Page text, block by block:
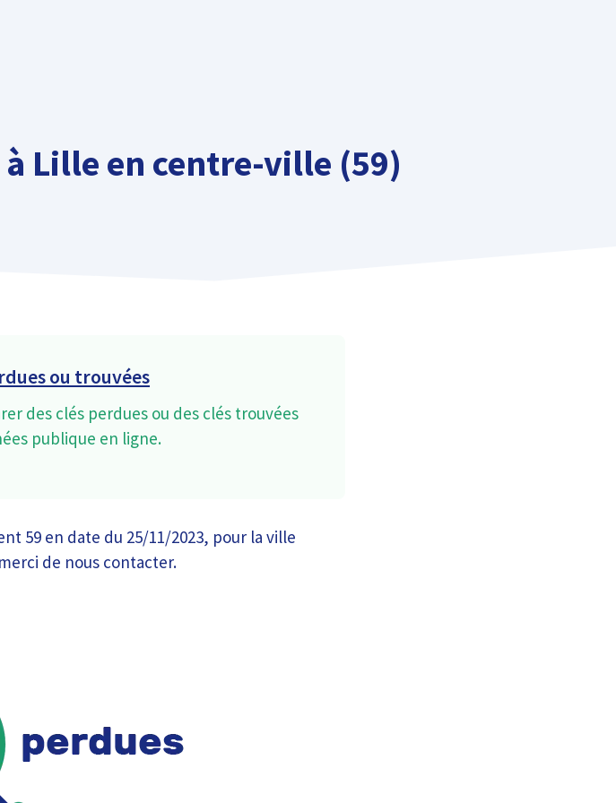
Lille en centre-ville (59)
ou trouvées
des clés perdues ou des clés trouvées
publique en ligne.
59 en date du 25/11/2023, pour la ville
de nous contacter.